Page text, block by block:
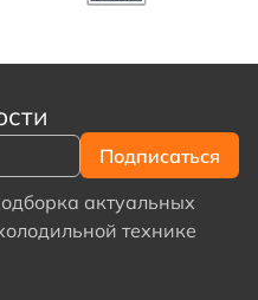
актуальных
технике